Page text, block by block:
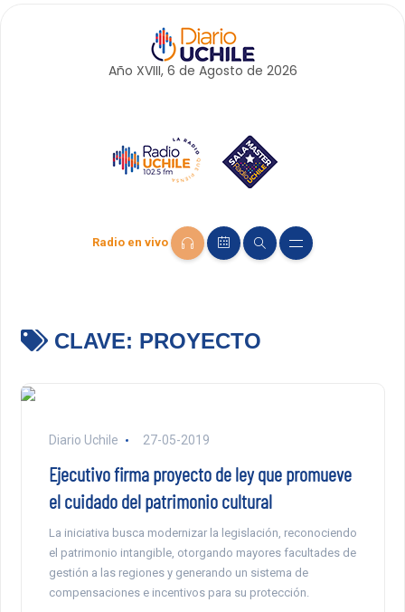
Año XVIII, 6 de Agosto de 2026
Radio en vivo
CLAVE: PROYECTO
Diario Uchile 27-05-2019
Ejecutivo firma proyecto de ley que promueve
el cuidado del patrimonio cultural
La iniciativa busca modernizar la legislación, reconociendo
el patrimonio intangible, otorgando mayores facultades de
gestión a las regiones y generando un sistema de
compensaciones e incentivos para su protección.